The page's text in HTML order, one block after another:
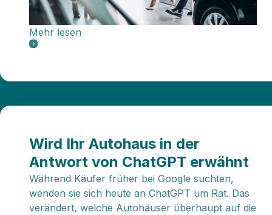
Mehr lesen
Wird Ihr Autohaus in der
Antwort von ChatGPT erwähnt
Während Käufer früher bei Google suchten,
wenden sie sich heute an ChatGPT um Rat. Das
verändert, welche Autohäuser überhaupt auf die